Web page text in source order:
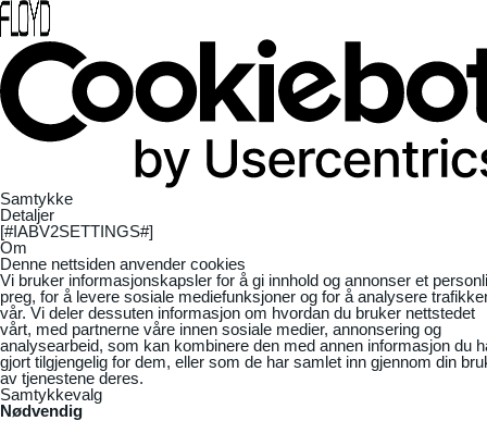
Samtykke
Detaljer
[#IABV2SETTINGS#]
Om
Denne nettsiden anvender cookies
Vi bruker informasjonskapsler for å gi innhold og annonser et
preg, for å levere sosiale mediefunksjoner og for å analysere
vår. Vi deler dessuten informasjon om hvordan du bruker nettstedet
vårt, med partnerne våre innen sosiale medier, annonsering og
analysearbeid, som kan kombinere den med annen informasjon du
gjort tilgjengelig for dem, eller som de har samlet inn gjennom din
av tjenestene deres.
Samtykkevalg
Nødvendig